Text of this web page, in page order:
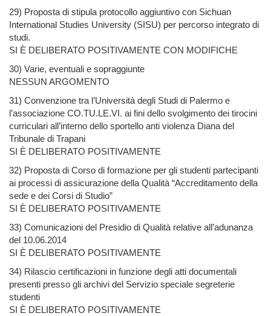
29) Proposta di stipula protocollo aggiuntivo con Sichuan
International Studies University (SISU) per percorso integrato di
studi.
SI È DELIBERATO POSITIVAMENTE CON MODIFICHE
30) Varie, eventuali e sopraggiunte
NESSUN ARGOMENTO
31) Convenzione tra l’Università degli Studi di Palermo e
l’associazione CO.TU.LE.VI. ai fini dello svolgimento dei tirocini
curriculari all’interno dello sportello anti violenza Diana del
Tribunale di Trapani
SI È DELIBERATO POSITIVAMENTE
32) Proposta di Corso di formazione per gli studenti partecipanti
ai processi di assicurazione della Qualità “Accreditamento della
sede e dei Corsi di Studio”
SI È DELIBERATO POSITIVAMENTE
33) Comunicazioni del Presidio di Qualità relative all’adunanza
del 10.06.2014
SI È DELIBERATO POSITIVAMENTE
34) Rilascio certificazioni in funzione degli atti documentali
presenti presso gli archivi del Servizio speciale segreterie
studenti
SI È DELIBERATO POSITIVAMENTE